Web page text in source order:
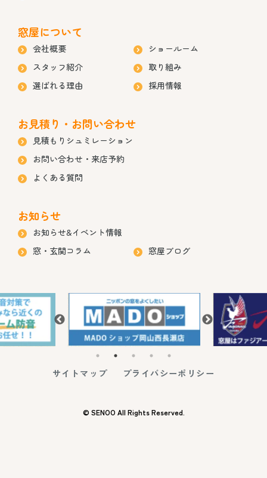
窓屋について
会社概要
ショールーム
スタッフ紹介
取り組み
選ばれる理由
採用情報
お見積り・お問い合わせ
見積もりシュミレーション
お問い合わせ・来店予約
よくある質問
お知らせ
お知らせ&イベント情報
窓・玄関コラム
窓屋ブログ
サイトマップ プライバシーポリシー
© SENOO All Rights Reserved.